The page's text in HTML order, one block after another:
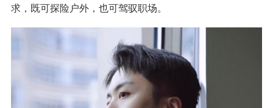
求，既可探险户外，也可驾驭职场。